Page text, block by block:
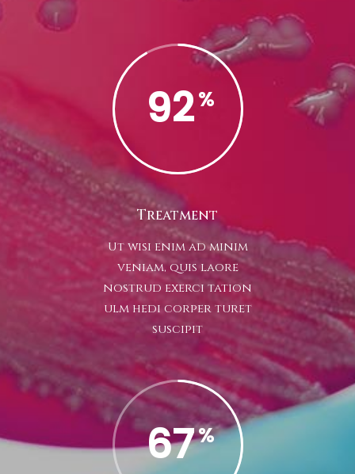
92
Treatment
Ut wisi enim ad minim
veniam, quis laore
nostrud exerci tation
ulm hedi corper turet
suscipit
67